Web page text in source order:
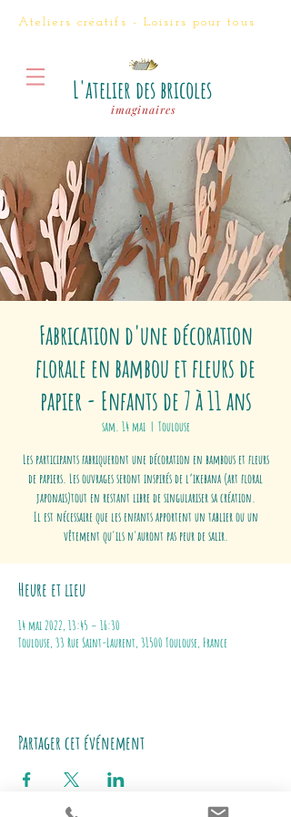
Ateliers créatifs - Loisirs pour tous
L'atelier des bricoles
imaginaires
Fabrication d'une décoration
florale en bambou et fleurs de
papier - Enfants de 7 à 11 ans
sam. 14 mai
  |
Toulouse
Les participants fabriqueront une décoration en bambous et fleurs
de papiers. Les ouvrages seront inspirés de l’ikebana (art floral
japonais)tout en restant libre de singulariser sa création.
Il est nécessaire que les enfants apportent un tablier ou un
vêtement qu'ils n'auront pas peur de salir.
Heure et lieu
14 mai 2022, 13:45 – 16:30
Toulouse, 33 Rue Saint-Laurent, 31500 Toulouse, France
Partager cet événement